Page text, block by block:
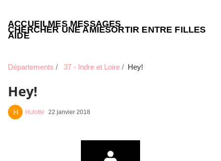
ACCUEILMES MESSAGES
CHERCHER UNE AMIESORTIR ENTRE FILLES
AIDE
Départements 37 - Indre et Loire Hey!
Hey!
Hulotte 22 janvier 2018